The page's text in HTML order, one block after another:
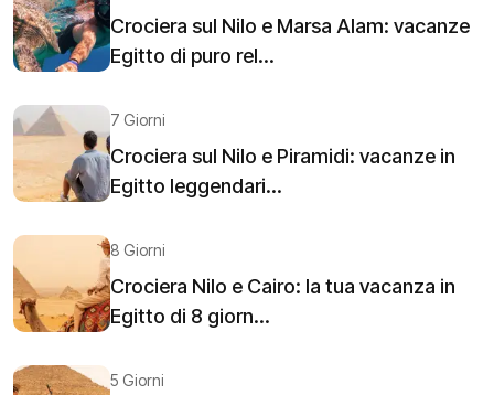
Crociera sul Nilo e Marsa Alam: vacanze
Egitto di puro rel...
7 Giorni
Crociera sul Nilo e Piramidi: vacanze in
Egitto leggendari...
8 Giorni
Crociera Nilo e Cairo: la tua vacanza in
Egitto di 8 giorn...
5 Giorni